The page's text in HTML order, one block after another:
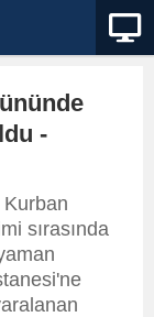
-
sırasında